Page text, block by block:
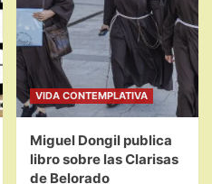
VIDA CONTEMPLATIVA
Miguel Dongil publica
libro sobre las Clarisas
de Belorado